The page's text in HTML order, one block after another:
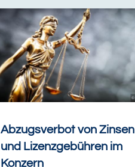
Abzugsverbot von Zinsen
und Lizenzgebühren im
Konzern